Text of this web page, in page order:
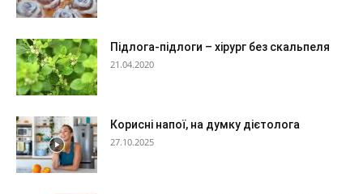
Підлога-підлоги – хірург без скальпеля
21.04.2020
Корисні напої, на думку дієтолога
27.10.2025